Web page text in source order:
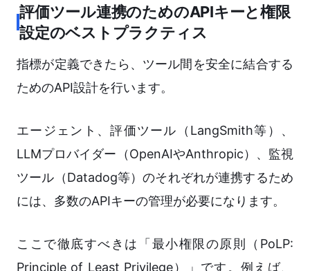
評価ツール連携のためのAPIキーと権限
設定のベストプラクティス
指標が定義できたら、ツール間を安全に結合する
ためのAPI設計を行います。
エージェント、評価ツール（LangSmith等）、
LLMプロバイダー（OpenAIやAnthropic）、監視
ツール（Datadog等）のそれぞれが連携するため
には、多数のAPIキーの管理が必要になります。
ここで徹底すべきは「最小権限の原則（PoLP:
Principle of Least Privilege）」です。例えば、